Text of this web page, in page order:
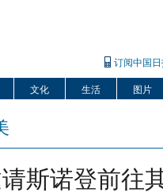
订阅中国
文化 生活 图片
斯诺登前往